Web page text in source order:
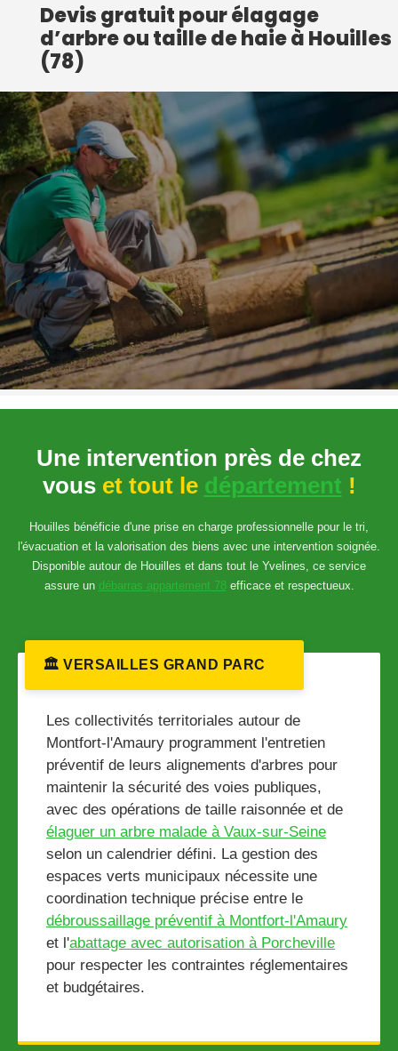
Devis gratuit pour élagage
d’arbre ou taille de haie à Houilles
(78)
Une intervention près de chez
vous et tout le département !
Houilles bénéficie d'une prise en charge professionnelle pour le tri,
l'évacuation et la valorisation des biens avec une intervention soignée.
Disponible autour de Houilles et dans tout le Yvelines, ce service
assure un débarras appartement 78efficace et respectueux.
🏛️ VERSAILLES GRAND PARC
Les collectivités territoriales autour de
Montfort-l'Amaury programment l'entretien
préventif de leurs alignements d'arbres pour
maintenir la sécurité des voies publiques,
avec des opérations de taille raisonnée et de
élaguer un arbre malade à Vaux-sur-Seine
selon un calendrier défini. La gestion des
espaces verts municipaux nécessite une
coordination technique précise entre le
débroussaillage préventif à Montfort-l'Amaury
et l'abattage avec autorisation à Porcheville
pour respecter les contraintes réglementaires
et budgétaires.